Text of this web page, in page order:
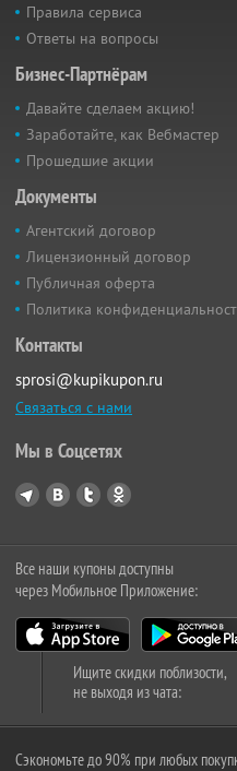
Правила сервиса
Ответы на вопросы
Бизнес-Партнёрам
Давайте сделаем акцию!
Заработайте, как Вебмастер
Прошедшие акции
Документы
Агентский договор
Лицензионный договор
Публичная оферта
Политика
Контакты
sprosi@kupikupon.ru
Связаться с нами
Мы в Соцсетях
Все наши купоны доступны
через Мобильное Приложение:
Ищите скидки поблизости,
не выходя из чата:
Сэкономьте до 90% при любых